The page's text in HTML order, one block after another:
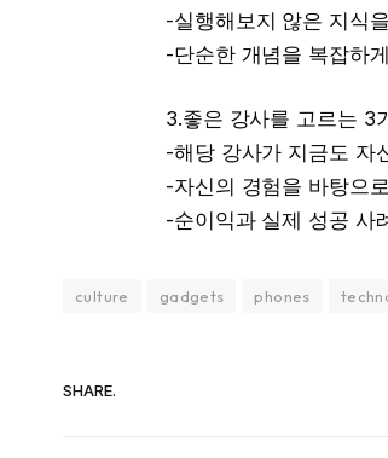
-실행해보지 않은 지식
-단순한 개념을 복잡하
3.좋은 강사를 고르는 3
-해당 강사가 지금도 자
-자신의 경험을 바탕으
-순이익과 실제 성공 사
culture gadgets phones
SHARE.